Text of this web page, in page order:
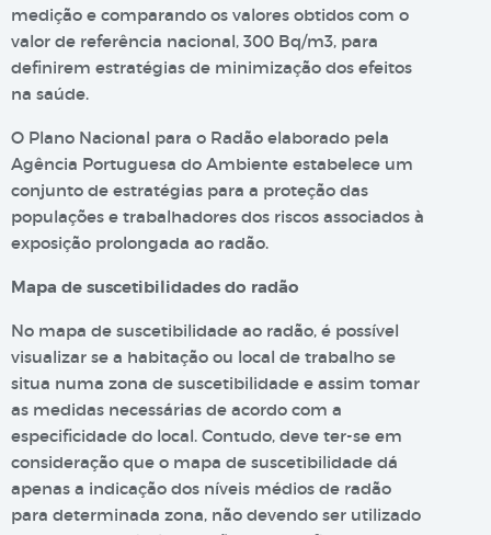
medição e comparando os valores obtidos com o
valor de referência nacional, 300 Bq/m3, para
definirem estratégias de minimização dos efeitos
na saúde.
O Plano Nacional para o Radão elaborado pela
Agência Portuguesa do Ambiente estabelece um
conjunto de estratégias para a proteção das
populações e trabalhadores dos riscos associados à
exposição prolongada ao radão.
Mapa de suscetibilidades do radão
No mapa de suscetibilidade ao radão, é possível
visualizar se a habitação ou local de trabalho se
situa numa zona de suscetibilidade e assim tomar
as medidas necessárias de acordo com a
especificidade do local. Contudo, deve ter-se em
consideração que o mapa de suscetibilidade dá
apenas a indicação dos níveis médios de radão
para determinada zona, não devendo ser utilizado